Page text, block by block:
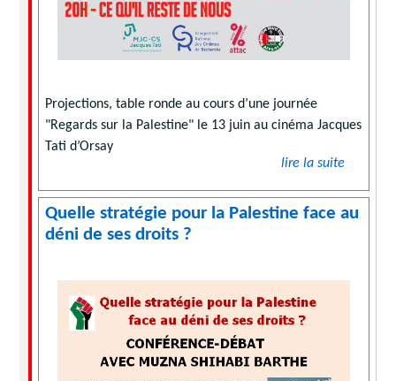
Projections, table ronde au cours d’une journée
"Regards sur la Palestine" le 13 juin au cinéma Jacques
Tati d’Orsay
lire la suite
Quelle stratégie pour la Palestine face au
déni de ses droits ?